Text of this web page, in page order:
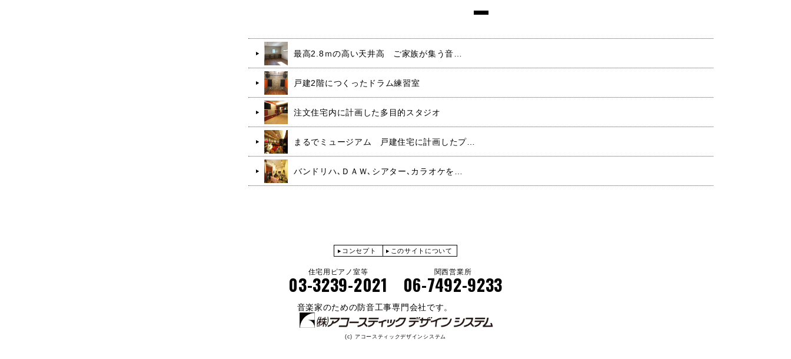
最高2.8ｍの高い天井高 ご家族が集う音…
戸建2階につくったドラム練習室
注文住宅内に計画した多目的スタジオ
まるでミュージアム 戸建住宅に計画したプ…
バンドリハ､ＤＡＷ､シアター､カラオケを…
コンセプト このサイトについて
住宅用ピアノ室等
03-3239-2021
関西営業所
06-7492-9233
音楽家のための防音工事専門会社です。
(c) アコースティックデザインシステム